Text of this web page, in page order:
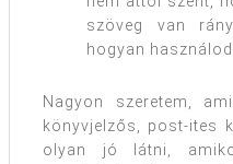
szöveg van
hogyan
Nagyon szeretem,
könyvjelzős, post-ites
olyan jó látni,